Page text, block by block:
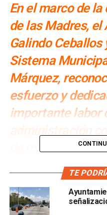
En el marco de
de las Madres, el
Galindo
Sistema
Márquez,
esfuerzo y
importante labor
de madres de
“Ustedes son parte
municipal y también del
familias; por eso hoy
TE